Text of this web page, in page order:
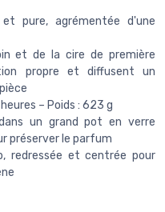
pure, agrémentée d'une
et de la cire de première
propre et diffusent un
– Poids : 623 g
un grand pot en verre
préserver le parfum
redressée et centrée pour